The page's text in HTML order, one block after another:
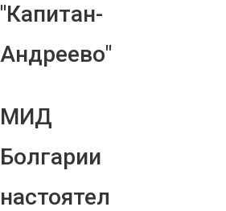
"Капитан-
Андреево"
МИД
Болгарии
настоятел